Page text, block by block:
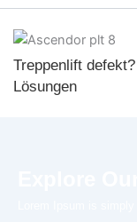
Treppenlift
Lösungen